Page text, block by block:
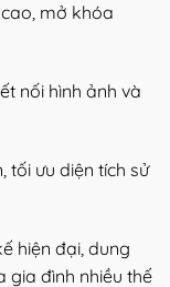
mở khóa
nối hình ảnh và
ưu diện tích sử
hiện đại, dung
gia đình nhiều thế